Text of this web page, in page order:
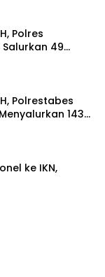
Polres
49
Polrestabes
143
ke IKN,